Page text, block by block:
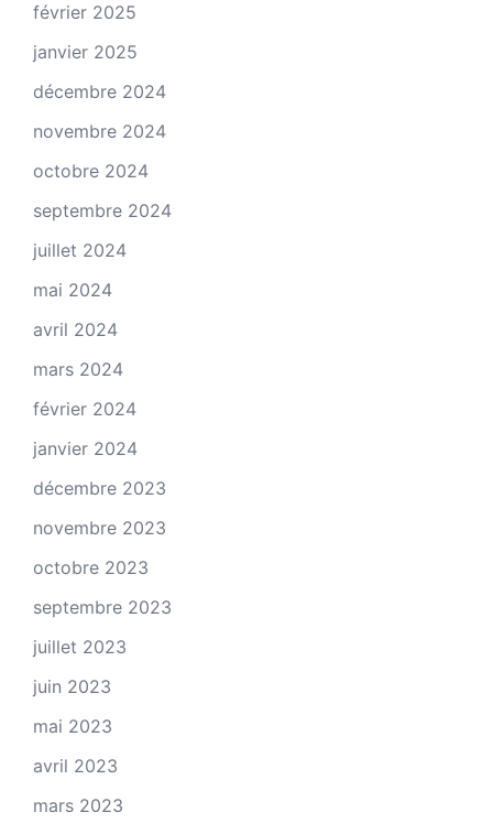
février 2025
janvier 2025
décembre 2024
novembre 2024
octobre 2024
septembre 2024
juillet 2024
mai 2024
avril 2024
mars 2024
février 2024
janvier 2024
décembre 2023
novembre 2023
octobre 2023
septembre 2023
juillet 2023
juin 2023
mai 2023
avril 2023
mars 2023